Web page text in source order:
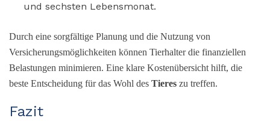
und sechsten Lebensmonat.
Durch eine sorgfältige Planung und die Nutzung von
Versicherungsmöglichkeiten können Tierhalter die finanziellen
Belastungen minimieren. Eine klare Kostenübersicht hilft, die
beste Entscheidung für das Wohl des Tieres zu treffen.
Fazit